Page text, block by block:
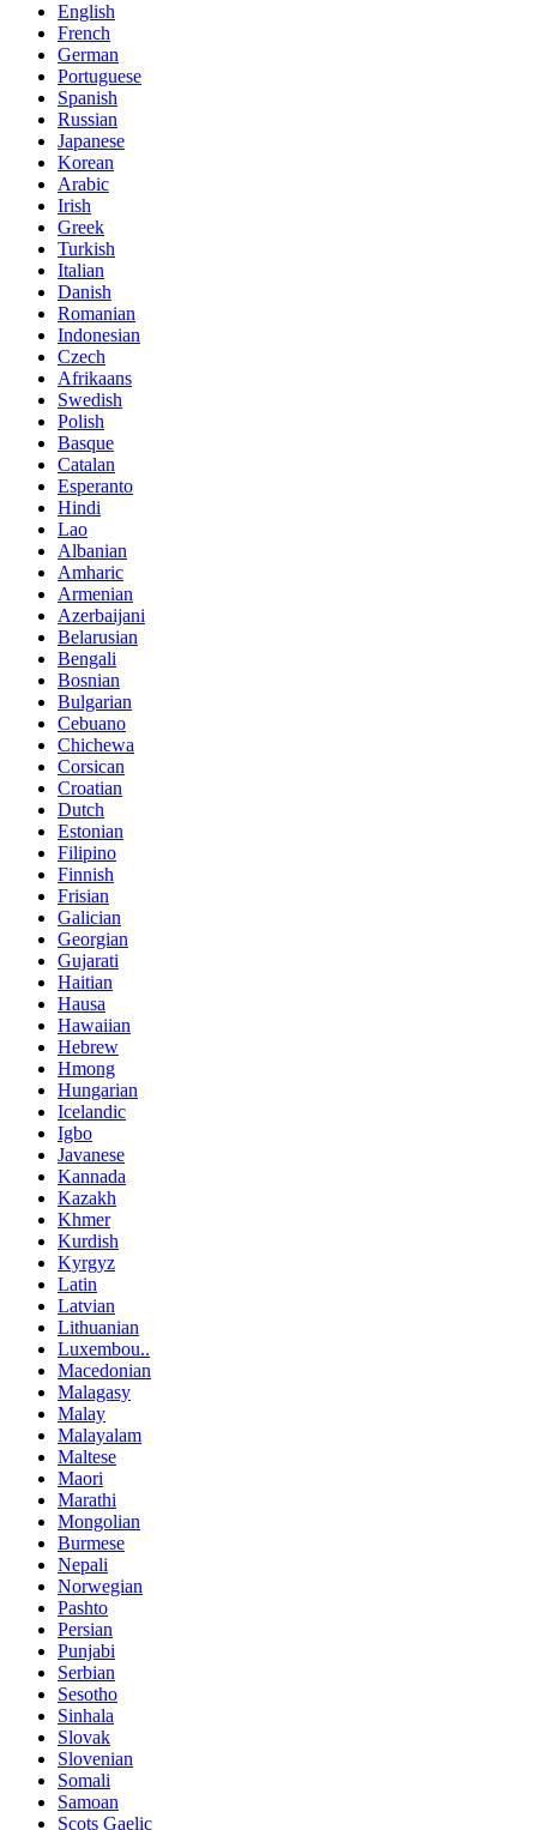
English
French
German
Portuguese
Spanish
Russian
Japanese
Korean
Arabic
Irish
Greek
Turkish
Italian
Danish
Romanian
Indonesian
Czech
Afrikaans
Swedish
Polish
Basque
Catalan
Esperanto
Hindi
Lao
Albanian
Amharic
Armenian
Azerbaijani
Belarusian
Bengali
Bosnian
Bulgarian
Cebuano
Chichewa
Corsican
Croatian
Dutch
Estonian
Filipino
Finnish
Frisian
Galician
Georgian
Gujarati
Haitian
Hausa
Hawaiian
Hebrew
Hmong
Hungarian
Icelandic
Igbo
Javanese
Kannada
Kazakh
Khmer
Kurdish
Kyrgyz
Latin
Latvian
Lithuanian
Luxembou..
Macedonian
Malagasy
Malay
Malayalam
Maltese
Maori
Marathi
Mongolian
Burmese
Nepali
Norwegian
Pashto
Persian
Punjabi
Serbian
Sesotho
Sinhala
Slovak
Slovenian
Somali
Samoan
Scots Gaelic